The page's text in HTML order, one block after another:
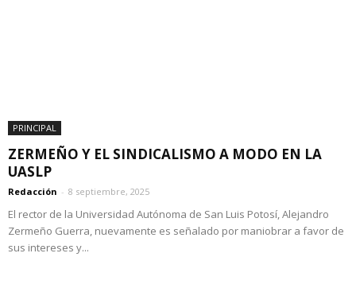
PRINCIPAL
ZERMEÑO Y EL SINDICALISMO A MODO EN LA
UASLP
Redacción - 8 septiembre, 2025
El rector de la Universidad Autónoma de San Luis Potosí, Alejandro
Zermeño Guerra, nuevamente es señalado por maniobrar a favor de
sus intereses y...